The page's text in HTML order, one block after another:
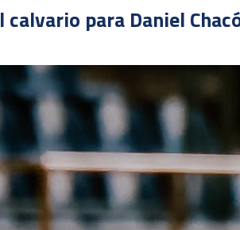
calvario para Daniel